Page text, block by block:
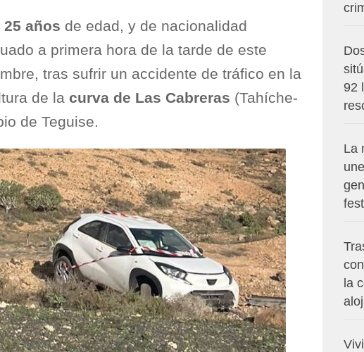
25 años de edad, y de nacionalidad
a primera hora de la tarde de este
tras sufrir un accidente de tráfico en la
de la curva de Las Cabreras (Tahíche-
de Teguise.
92
La
la